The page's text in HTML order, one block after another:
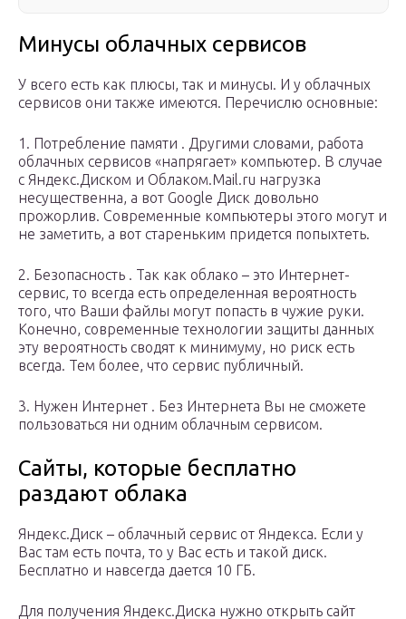
Минусы облачных сервисов
У всего есть как плюсы, так и минусы. И у облачных
сервисов они также имеются. Перечислю основные:
1. Потребление памяти . Другими словами, работа
облачных сервисов «напрягает» компьютер. В случае
с Яндекс.Диском и Облаком.Mail.ru нагрузка
несущественна, а вот Google Диск довольно
прожорлив. Современные компьютеры этого могут и
не заметить, а вот стареньким придется попыхтеть.
2. Безопасность . Так как облако – это Интернет-
сервис, то всегда есть определенная вероятность
того, что Ваши файлы могут попасть в чужие руки.
Конечно, современные технологии защиты данных
эту вероятность сводят к минимуму, но риск есть
всегда. Тем более, что сервис публичный.
3. Нужен Интернет . Без Интернета Вы не сможете
пользоваться ни одним облачным сервисом.
Сайты, которые бесплатно
раздают облака
Яндекс.Диск – облачный сервис от Яндекса. Если у
Вас там есть почта, то у Вас есть и такой диск.
Бесплатно и навсегда дается 10 ГБ.
Для получения Яндекс.Диска нужно открыть сайт